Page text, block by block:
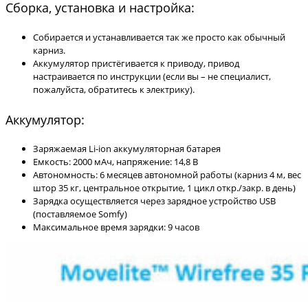
Сборка, установка и настройка:
Собирается и устанавливается так же просто как обычный
карниз.
Аккумулятор пристёгивается к приводу, привод
настраивается по инструкции (если вы – не специалист,
пожалуйста, обратитесь к электрику).
Аккумулятор:
Заряжаемая Li-ion аккумуляторная батарея
Емкость: 2000 мАч, напряжение: 14,8 В
Автономность: 6 месяцев автономной работы (карниз 4 м, вес
штор 35 кг, центральное открытие, 1 цикл откр./закр. в день)
Зарядка осуществляется через зарядное устройство USB
(поставляемое Somfy)
Максимальное время зарядки: 9 часов